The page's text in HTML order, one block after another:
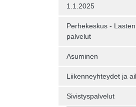
1.1.2025
Perhekeskus -
palvelut
Asuminen
Liikenneyhteydet ja
Sivistyspalvelut